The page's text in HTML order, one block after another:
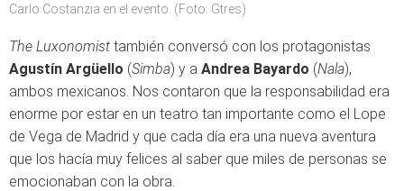
Carlo Costanzia en el evento. (Foto: Gtres)
The Luxonomist también conversó con los protagonistas
Agustín Argüello (Simba) y a Andrea Bayardo (Nala),
ambos mexicanos. Nos contaron que la responsabilidad era
enorme por estar en un teatro tan importante como el Lope
de Vega de Madrid y que cada día era una nueva aventura
que los hacía muy felices al saber que miles de personas se
emocionaban con la obra.